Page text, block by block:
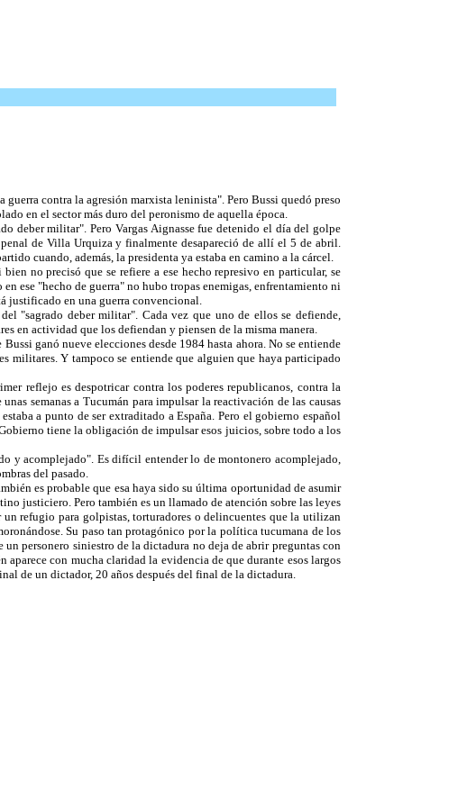
contra la agresión marxista leninista". Pero Bussi quedó preso
en el sector más duro del peronismo de aquella época.
deber militar". Pero Vargas Aignasse fue detenido el día del golpe
de Villa Urquiza y finalmente desapareció de allí el 5 de abril.
cuando, además, la presidenta ya estaba en camino a la cárcel.
no precisó que se refiere a ese hecho represivo en particular, se
ese "hecho de guerra" no hubo tropas enemigas, enfrentamiento ni
justificado en una guerra convencional.
"sagrado deber militar". Cada vez que uno de ellos se defiende,
en actividad que los defiendan y piensen de la misma manera.
ganó nueve elecciones desde 1984 hasta ahora. No se entiende
militares. Y tampoco se entiende que alguien que haya participado
reflejo es despotricar contra los poderes republicanos, contra la
semanas a Tucumán para impulsar la reactivación de las causas
a punto de ser extraditado a España. Pero el gobierno español
tiene la obligación de impulsar esos juicios, sobre todo a los
y acomplejado". Es difícil entender lo de montonero acomplejado,
del pasado.
es probable que esa haya sido su última oportunidad de asumir
justiciero. Pero también es un llamado de atención sobre las leyes
refugio para golpistas, torturadores o delincuentes que la utilizan
Su paso tan protagónico por la política tucumana de los
personero siniestro de la dictadura no deja de abrir preguntas con
aparece con mucha claridad la evidencia de que durante esos largos
de un dictador, 20 años después del final de la dictadura.